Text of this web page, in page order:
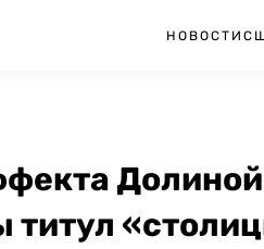
НОВОСТИ
титул